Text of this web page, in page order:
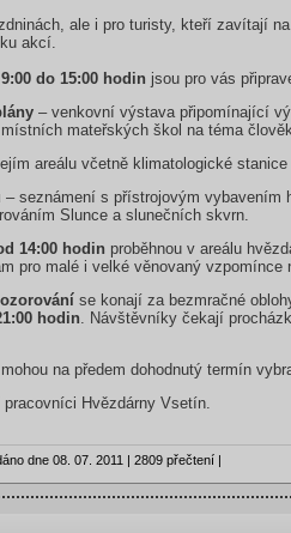
ale i pro turisty, kteří zavítají
akcí.
do 15:00 hodin jsou pro vás
– venkovní výstava připomínající
mateřských škol na téma
areálu včetně klimatologické stanice
– seznámení s přístrojovým vybavením
Slunce a slunečních skvrn.
14:00 hodin proběhnou v areálu
pro malé i velké věnovaný
se konají za bezmračné
hodin . Návštěvníky čekají
na předem dohodnutý termín
Hvězdárny Vsetín.
dne 08. 07. 2011 | 2809 přečtení |